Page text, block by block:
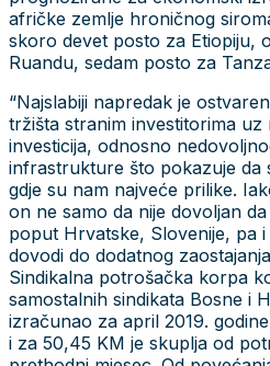
afričke zemlje hroničnog
skoro devet posto za Etiopiju,
Ruandu, sedam posto za
“Najslabiji napredak je
tržišta stranim investitorima uz
investicija, odnosno
infrastrukture što pokazuje da
gdje su nam najveće prilike.
on ne samo da nije dovoljan
poput Hrvatske, Slovenije, pa
dovodi do dodatnog
Sindikalna potrošačka korpa
samostalnih sindikata Bosne i
izračunao za april 2019.
i za 50,45 KM je skuplja od